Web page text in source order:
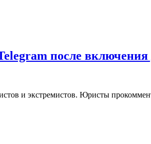
после
и экстремистов. Юристы